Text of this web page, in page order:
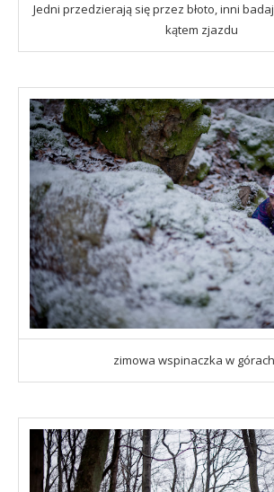
Jedni przedzierają się przez błoto, inni
kątem zjazdu
zimowa wspinaczka w